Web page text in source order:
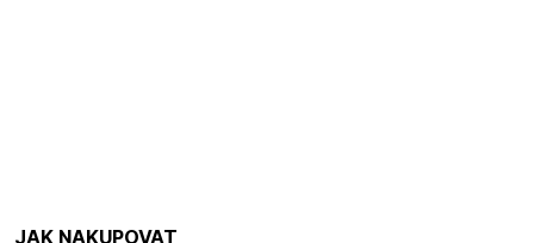
JAK NAKUPOVAT